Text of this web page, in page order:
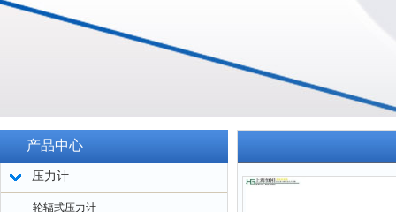
产品中心
压力计
轮辐式压力计